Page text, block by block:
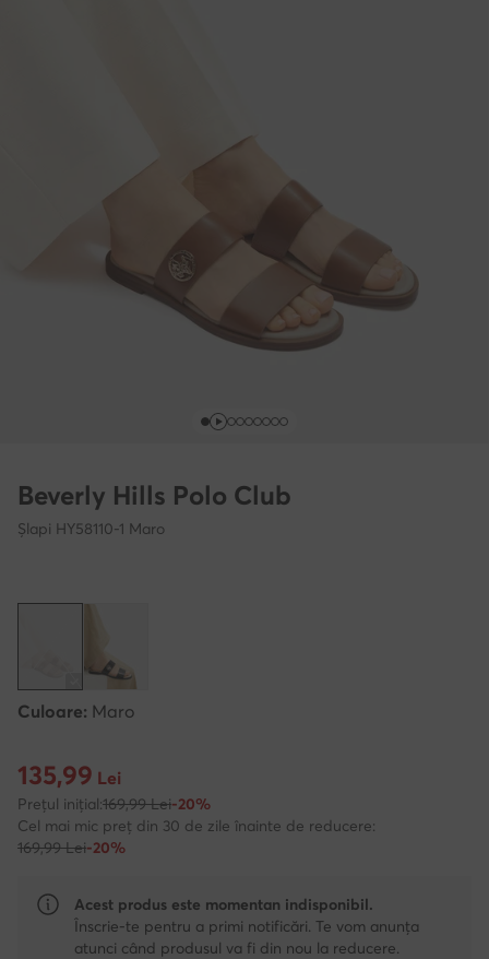
Beverly Hills Polo Club
Şlapi HY58110-1 Maro
Culoare: Maro
Prețul actual 135,99 Lei
135,99 Lei
Prețul inițial:169,99 Lei-20%
Cel mai mic preț din 30 de zile înainte de reducere:
169,99 Lei-20%
Acest produs este momentan indisponibil.
Înscrie-te pentru a primi notificări. Te vom anunța
atunci când produsul va fi din nou la reducere.